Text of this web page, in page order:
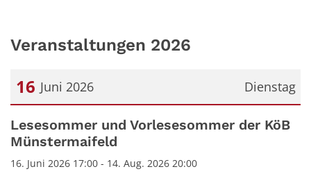
Veranstaltungen 2026
Dienstag
16 Juni 2026
Datum: 16. Juni 2026
Lesesommer und Vorlesesommer der KöB
Münstermaifeld
16. Juni 2026 17:00 - 14. Aug. 2026 20:00